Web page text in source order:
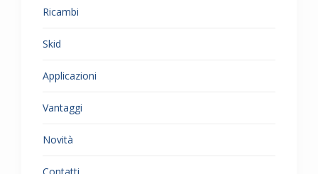
Ricambi
Skid
Applicazioni
Vantaggi
Novità